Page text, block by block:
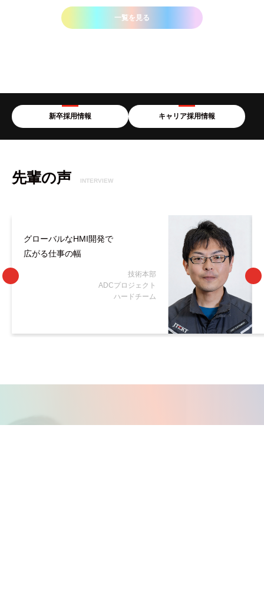
一覧を見る
新卒採用情報 キャリア採用情報
先輩の声 INTERVIEW
グローバルなHMI開発で
広がる仕事の幅
技術本部
ADCプロジェクト
ハードチーム